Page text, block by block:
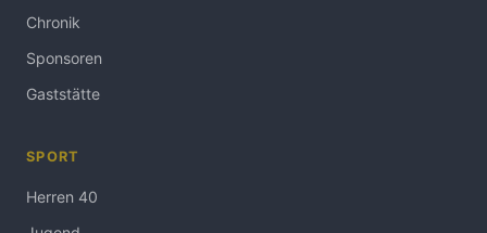
Chronik
Sponsoren
Gaststätte
SPORT
Herren 40